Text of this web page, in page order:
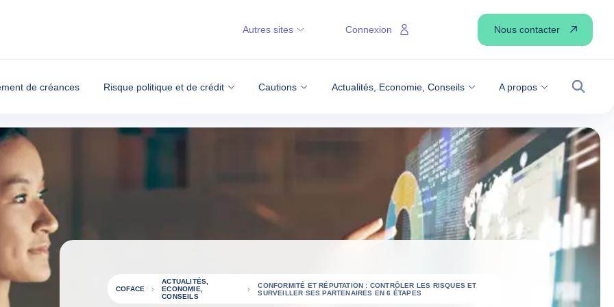
de créances Risque politique et de crédit Cautions Actualités, Economie, Conseils A propos
Autres sites Connexion Nous contacter
COFACE
ACTUALITÉS,
ECONOMIE,
CONSEILS
CONFORMITÉ ET RÉPUTATION : CONTRÔLER LES RISQUES ET
SURVEILLER SES PARTENAIRES EN 6 ÉTAPES